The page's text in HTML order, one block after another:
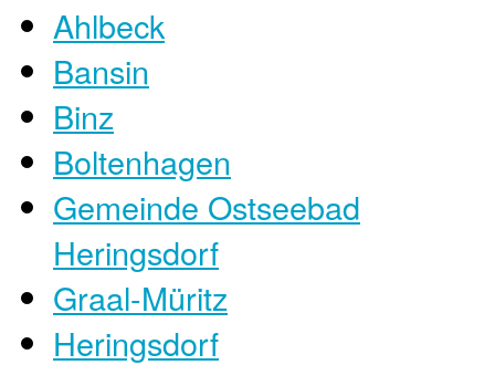
Ahlbeck
Bansin
Binz
Boltenhagen
Gemeinde Ostseebad
Heringsdorf
Graal-Müritz
Heringsdorf